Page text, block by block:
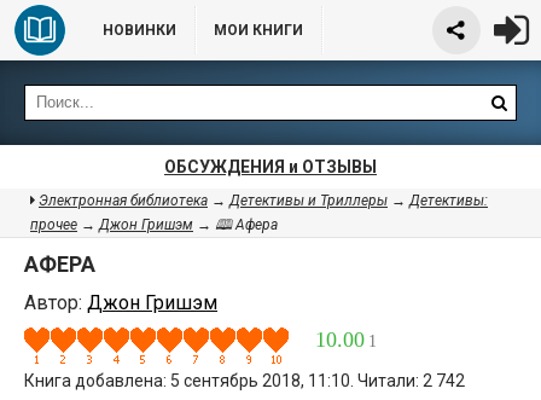
НОВИНКИ МОИ КНИГИ
ОБСУЖДЕНИЯ и ОТЗЫВЫ
Электронная библиотека →Детективы и Триллеры →Детективы:
прочее →Джон Гришэм → 🕮 Афера
АФЕРА
Автор: Джон Гришэм
10.00 1
Книга добавлена: 5 сентябрь 2018, 11:10. Читали: 2 742